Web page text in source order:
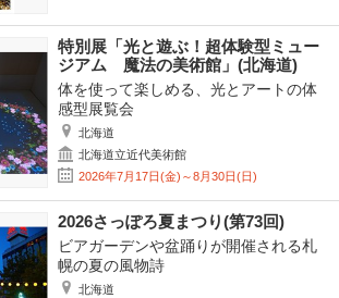
特別展「光と遊ぶ！超体験型ミュー
ジアム 魔法の美術館」(北海道)
体を使って楽しめる、光とアートの体
感型展覧会
北海道
北海道立近代美術館
2026年7月17日(金)～8月30日(日)
2026さっぽろ夏まつり(第73回)
ビアガーデンや盆踊りが開催される札
幌の夏の風物詩
北海道